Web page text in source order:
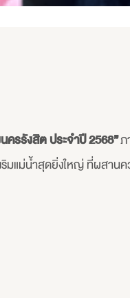
ครรังสิต ประจำปี 2568”ภ
มแม่น้ำสุดยิ่งใหญ่ ที่ผสาน